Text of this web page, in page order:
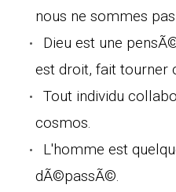
nous ne sommes
Dieu est une
est droit, fait tourner
Tout individu
cosmos.
L'homme est
dÃ©passÃ©.